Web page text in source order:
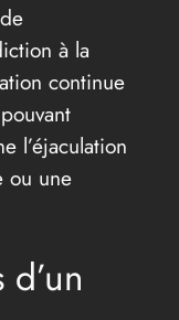
à la
continue
l’éjaculation
ou une